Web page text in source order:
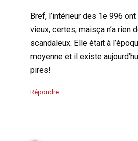
Bref, l’intérieur des 1e 996
vieux, certes, maisça n’a rien
scandaleux. Elle était à
moyenne et il existe
pires!
Répondre